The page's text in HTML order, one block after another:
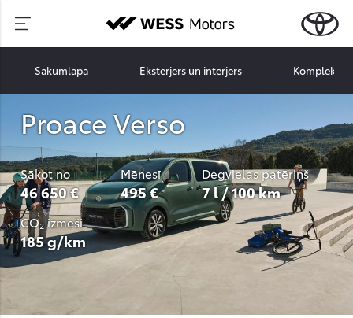
Sākumlapa Eksterjers un interjers
Proace Verso
Sākot no
46 650 €
Mēnesī
495 €
Degvielas patēriņš
7 l / 100 km
CO₂ izmeši
185 g/km